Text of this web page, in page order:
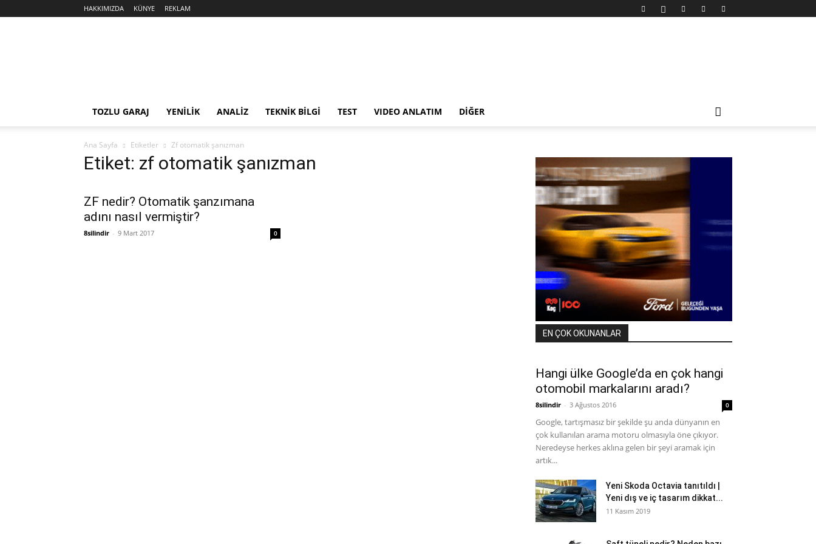
HAKKIMIZDA KÜNYE REKLAM
TOZLU GARAJ YENİLİK ANALİZ TEKNİK BİLGİ TEST VIDEO ANLATIM DİĞER
Ana Sayfa Etiketler Zf otomatik şanızman
Etiket: zf otomatik şanızman
ZF nedir? Otomatik şanzımana
adını nasıl vermiştir?
8silindir - 9 Mart 2017 0
EN ÇOK OKUNANLAR
Hangi ülke Google’da en çok hangi
otomobil markalarını aradı?
8silindir - 3 Ağustos 2016 0
Google, tartışmasız bir şekilde şu anda dünyanın en
çok kullanılan arama motoru olmasıyla öne çıkıyor.
Neredeyse herkes aklına gelen bir şeyi aramak için
artık...
Yeni Skoda Octavia tanıtıldı |
Yeni dış ve iç tasarım dikkat...
11 Kasım 2019